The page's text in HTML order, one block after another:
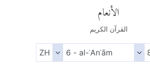
الأنعام
القرآن الكريم